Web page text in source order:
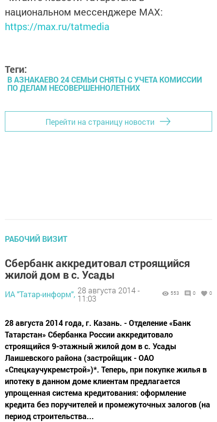
национальном мессенджере MАХ:
https://max.ru/tatmedia
Теги:
В АЗНАКАЕВО 24 СЕМЬИ СНЯТЫ С УЧЕТА КОМИССИИ
ПО ДЕЛАМ НЕСОВЕРШЕННОЛЕТНИХ
Перейти на страницу новости
РАБОЧИЙ ВИЗИТ
Сбербанк аккредитовал строящийся
жилой дом в с. Усады
ИА "Татар-информ", 28 августа 2014 -
11:03
553 0 0
28 августа 2014 года, г. Казань. - Отделение «Банк
Татарстан» Сбербанка России аккредитовало
строящийся 9-этажный жилой дом в с. Усады
Лаишевского района (застройщик - ОАО
«Спецкаучукремстрой»)*. Теперь, при покупке жилья в
ипотеку в данном доме клиентам предлагается
упрощенная система кредитования: оформление
кредита без поручителей и промежуточных залогов (на
период строительства...